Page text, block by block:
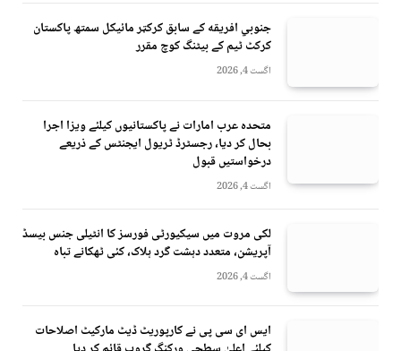
جنوبي افريقه کے سابق کرکټر مائیکل سمتھ پاکستان
کرکٹ ٹیم کے بیٹنگ کوچ مقرر
اگست 4, 2026
متحدہ عرب امارات نے پاکستانیوں کیلئے ویزا اجرا
بحال کر دیا، رجسٹرڈ ٹریول ایجنٹس کے ذریعے
درخواستیں قبول
اگست 4, 2026
لکی مروت میں سیکیورٹی فورسز کا انٹیلی جنس بیسڈ
آپریشن، متعدد دہشت گرد ہلاک، کئی ٹھکانے تباہ
اگست 4, 2026
ایس ای سی پی نے کارپوریٹ ڈیٹ مارکیٹ اصلاحات